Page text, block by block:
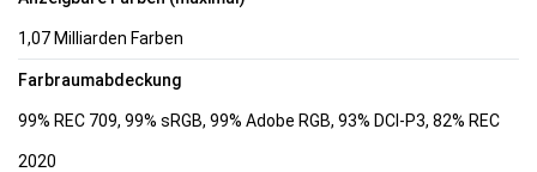
1,07 Milliarden Farben
Farbraumabdeckung
99% REC 709, 99% sRGB, 99% Adobe RGB, 93% DCI-P3, 82% REC
2020